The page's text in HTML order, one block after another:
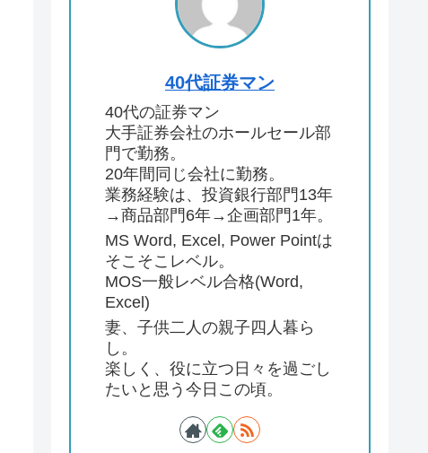
40代証券マン
40代の証券マン
大手証券会社のホールセール部
門で勤務。
20年間同じ会社に勤務。
業務経験は、投資銀行部門13年
→商品部門6年→企画部門1年。
MS Word, Excel, Power Pointは
そこそこレベル。
MOS一般レベル合格(Word,
Excel)
妻、子供二人の親子四人暮ら
し。
楽しく、役に立つ日々を過ごし
たいと思う今日この頃。